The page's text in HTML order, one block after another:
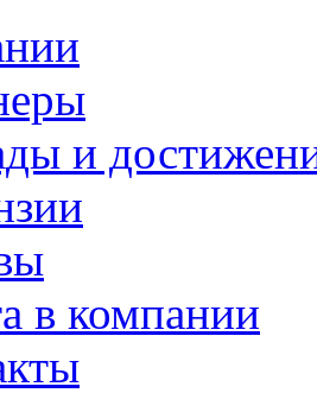
и
в компании